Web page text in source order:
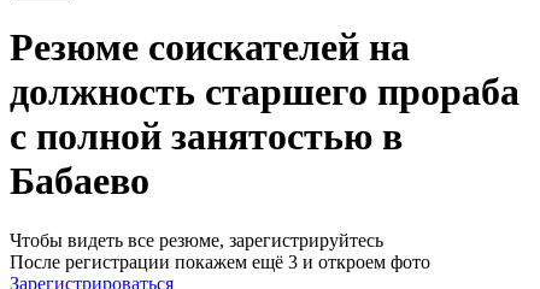
Резюме соискателей на
должность старшего прораба
с полной занятостью в
Бабаево
Чтобы видеть все резюме, зарегистрируйтесь
После регистрации покажем ещё 3 и откроем фото
Зарегистрироваться